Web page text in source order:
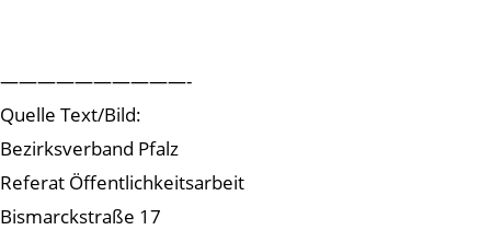
——————————-
Quelle Text/Bild:
Bezirksverband Pfalz
Referat Öffentlichkeitsarbeit
Bismarckstraße 17